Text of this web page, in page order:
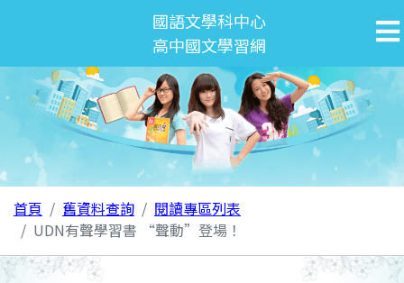
國語文學科中心
高中國文學習網
首頁 舊資料查詢
閱讀專區列表
UDN有聲學習書 “聲動”登場！